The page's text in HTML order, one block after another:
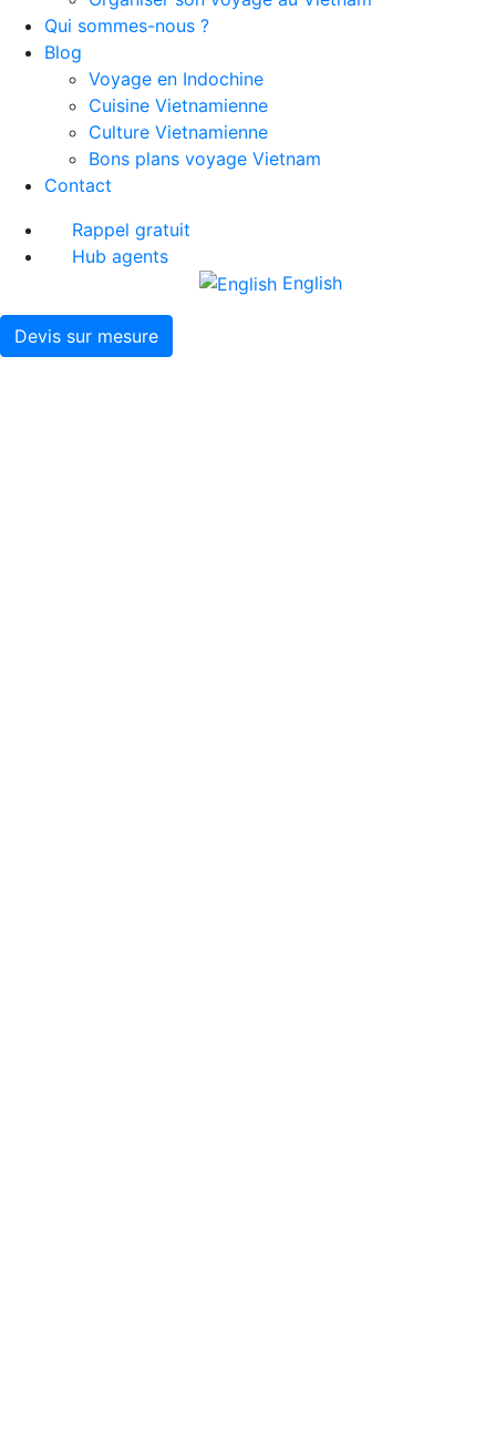
Qui sommes-nous ?
Blog
Voyage en Indochine
Cuisine Vietnamienne
Culture Vietnamienne
Bons plans voyage Vietnam
Contact
Rappel gratuit
Hub agents
English
Devis sur mesure